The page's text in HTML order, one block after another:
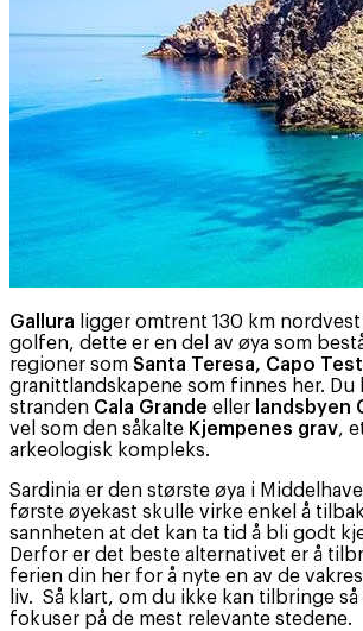
Gallura ligger omtrent 130 km
golfen, dette er en del av øya som
regioner som Santa Teresa, Capo
granittlandskapene som finnes her. Du
stranden Cala Grande eller landsbyen
vel som den såkalte Kjempenes grav,
arkeologisk kompleks.
Sardinia er den største øya i
første øyekast skulle virke enkel å
sannheten at det kan ta tid å bli godt
Derfor er det beste alternativet er å
ferien din her for å nyte en av de
liv. Så klart, om du ikke kan tilbringe
fokuser på de mest relevante stedene.